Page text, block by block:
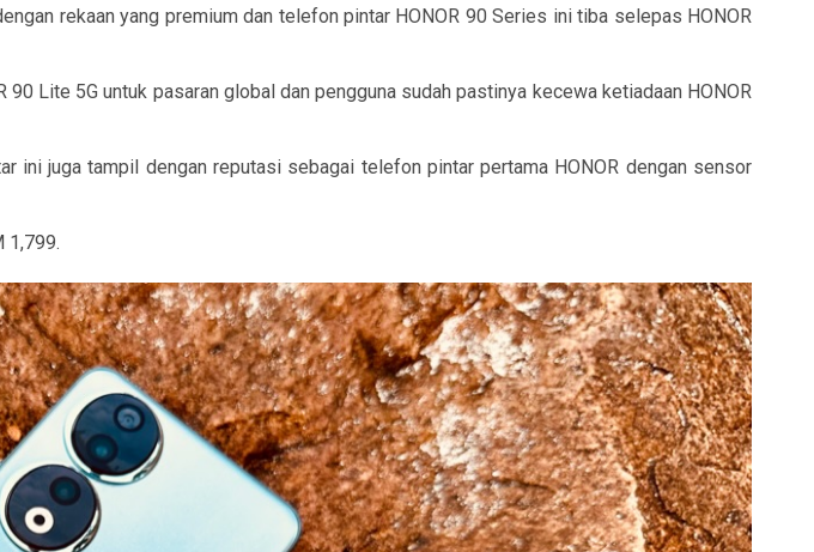
rekaan yang premium dan telefon pintar HONOR 90 Series ini tiba selepas HONOR
Lite 5G untuk pasaran global dan pengguna sudah pastinya kecewa ketiadaan HONOR
ini juga tampil dengan reputasi sebagai telefon pintar pertama HONOR dengan sensor
1,799.